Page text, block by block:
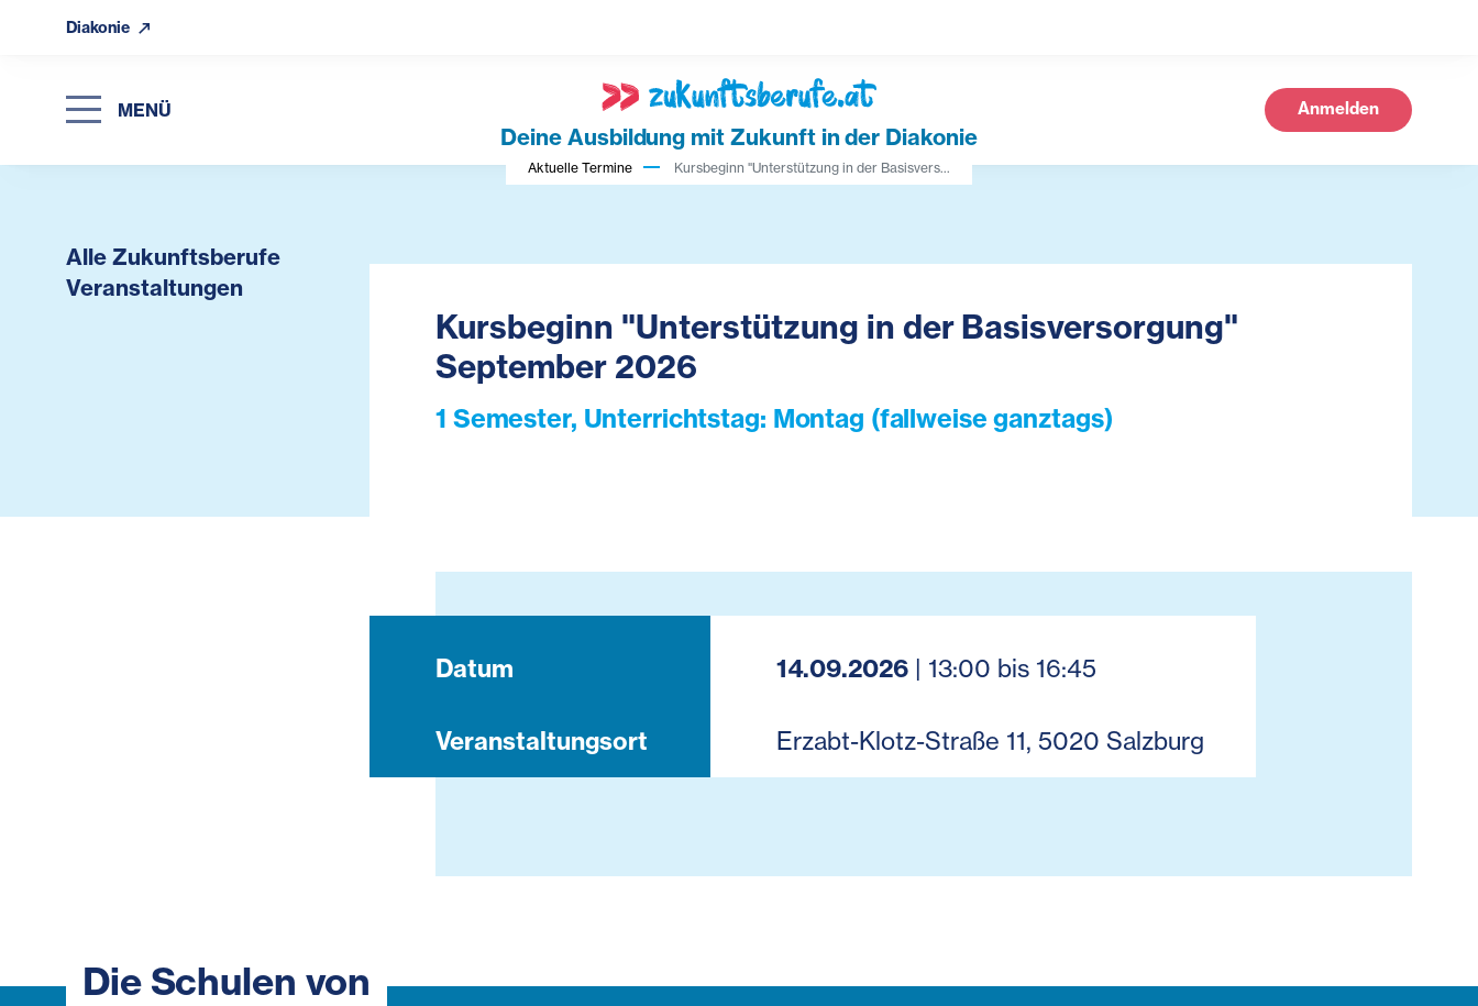
Diakonie
MENÜ
Deine Ausbildung mit Zukunft in der Diakonie
Anmelden
Aktuelle Termine Kursbeginn "Unterstützung in der Basisvers...
Alle Zukunftsberufe
Veranstaltungen
Kursbeginn "Unterstützung in der Basisversorgung"
September 2026
1 Semester, Unterrichtstag: Montag (fallweise ganztags)
Datum 14.09.2026 | 13:00 bis 16:45
Veranstaltungsort Erzabt-Klotz-Straße 11, 5020 Salzburg
Die Schulen von